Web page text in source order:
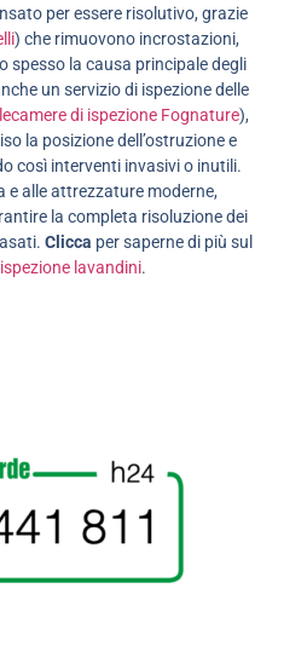
per essere risolutivo, grazie
) che rimuovono incrostazioni,
spesso la causa principale degli
un servizio di ispezione delle
di ispezione Fognature),
la posizione dell’ostruzione e
così interventi invasivi o inutili.
e alle attrezzature moderne,
la completa risoluzione dei
Clicca per saperne di più sul
lavandini.